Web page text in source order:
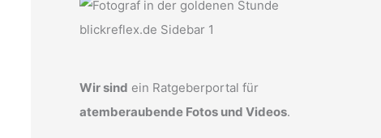
Wir sind ein Ratgeberportal für
atemberaubende Fotos und Videos.